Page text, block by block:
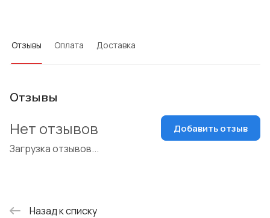
Отзывы Оплата Доставка
Отзывы
Загрузка отзывов...
Нет отзывов Добавить отзыв
Назад к списку